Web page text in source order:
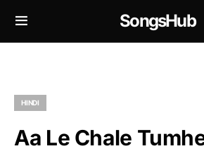
SongsHub
HINDI
Aa Le Chale